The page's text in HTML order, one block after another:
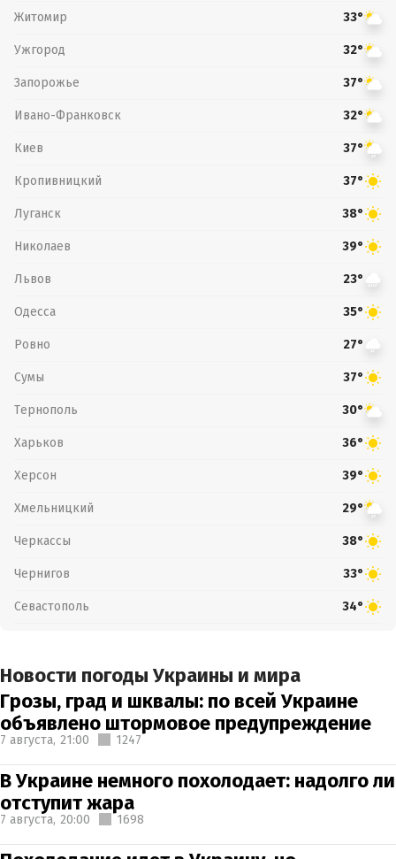
Житомир 33°
Ужгород 32°
Запорожье 37°
Ивано-Франковск 32°
Киев 37°
Кропивницкий 37°
Луганск 38°
Николаев 39°
Львов 23°
Одесса 35°
Ровно 27°
Сумы 37°
Тернополь 30°
Харьков 36°
Херсон 39°
Хмельницкий 29°
Черкассы 38°
Чернигов 33°
Севастополь 34°
Новости погоды Украины и мира
Грозы, град и шквалы: по всей Украине
объявлено штормовое предупреждение
7 августа, 21:00 1247
В Украине немного похолодает: надолго ли
отступит жара
7 августа, 20:00 1698